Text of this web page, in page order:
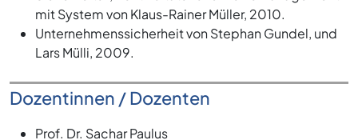
mit System von Klaus-Rainer Müller, 2010.
Unternehmenssicherheit von Stephan Gundel, und
Lars Mülli, 2009.
Dozentinnen / Dozenten
Prof. Dr. Sachar Paulus